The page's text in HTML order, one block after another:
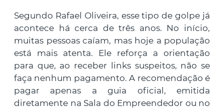
Segundo Rafael Oliveira, esse tipo de golpe já
acontece há cerca de três anos. No início,
muitas pessoas caíam, mas hoje a população
está mais atenta. Ele reforça a orientação
para que, ao receber links suspeitos, não se
faça nenhum pagamento. A recomendação é
pagar apenas a guia oficial, emitida
diretamente na Sala do Empreendedor ou no